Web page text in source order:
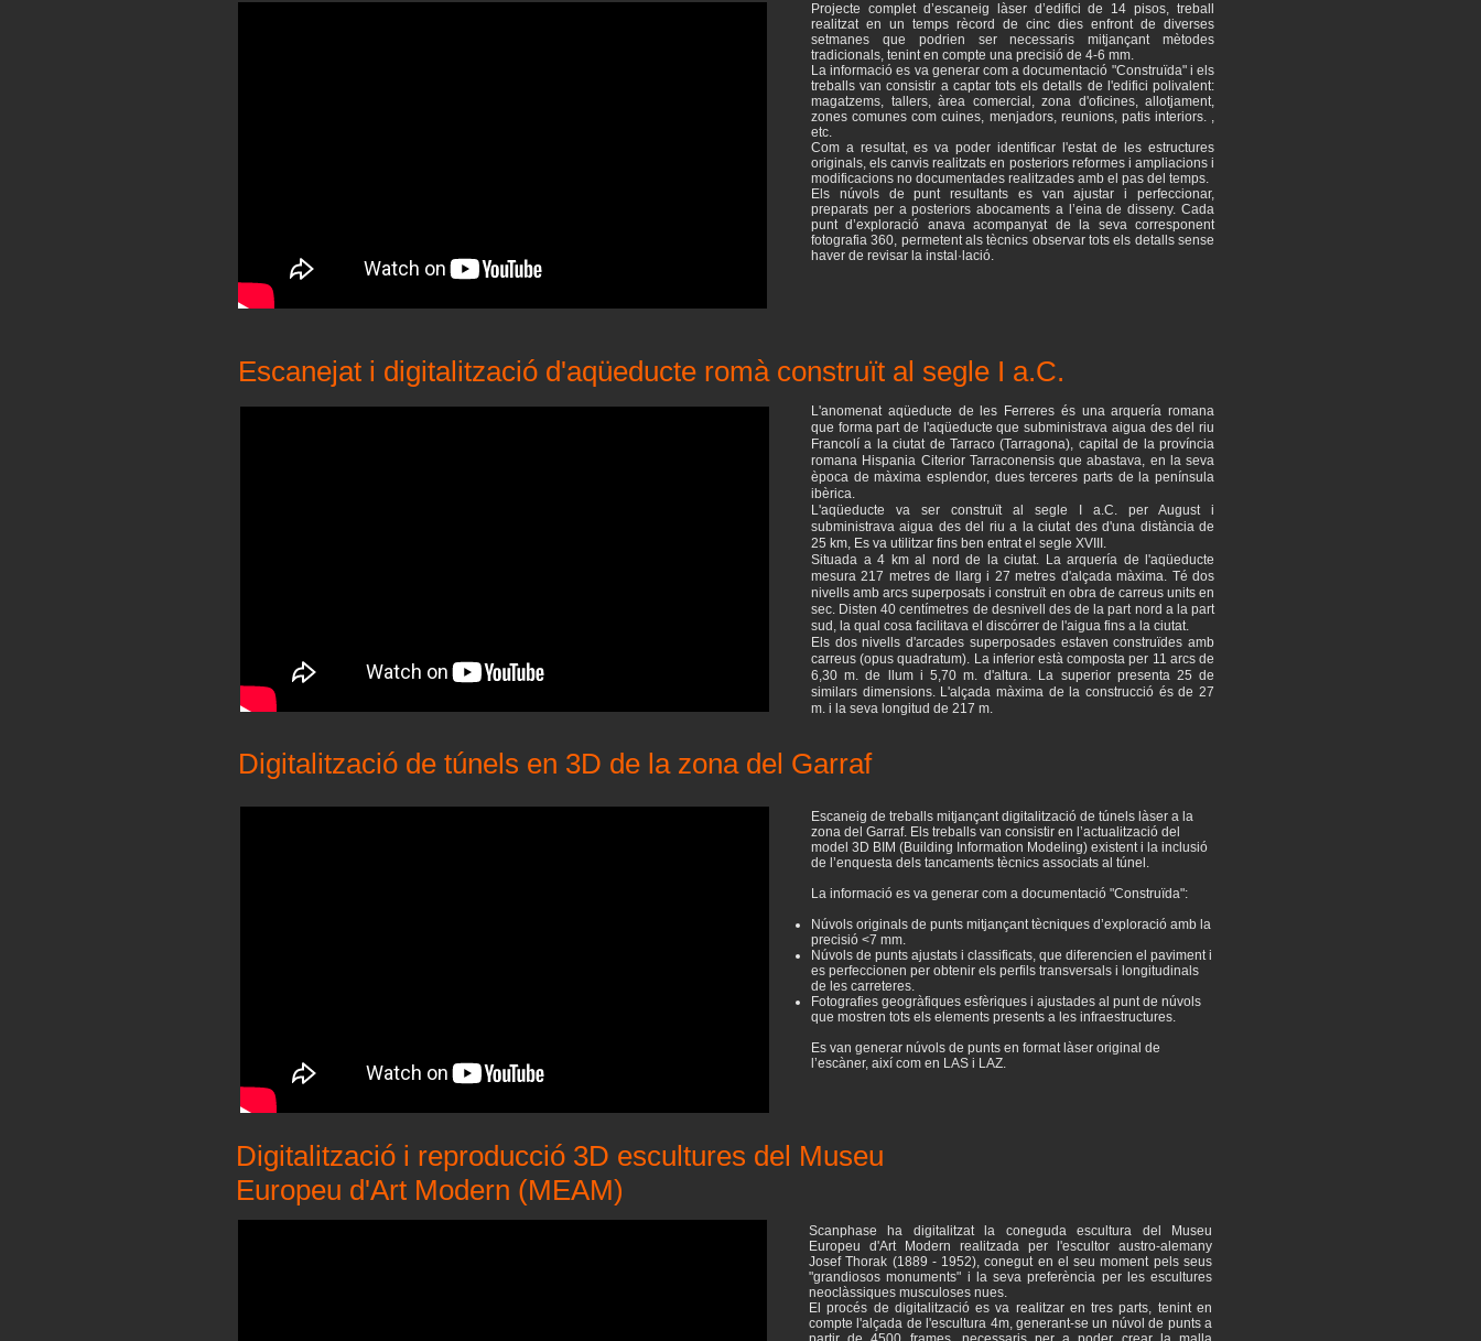
Projecte complet d’escaneig làser d’edifici de 14 pisos, treball
realitzat en un temps rècord de cinc dies enfront de diverses
setmanes que podrien ser necessaris mitjançant mètodes
tradicionals, tenint en compte una precisió de 4-6 mm.
La informació es va generar com a documentació "Construïda" i els
treballs van consistir a captar tots els detalls de l'edifici polivalent:
magatzems, tallers, àrea comercial, zona d'oficines, allotjament,
zones comunes com cuines, menjadors, reunions, patis interiors. ,
etc.
Com a resultat, es va poder identificar l'estat de les estructures
originals, els canvis realitzats en posteriors reformes i ampliacions i
modificacions no documentades realitzades amb el pas del temps.
Els núvols de punt resultants es van ajustar i perfeccionar,
preparats per a posteriors abocaments a l’eina de disseny. Cada
punt d’exploració anava acompanyat de la seva corresponent
fotografia 360, permetent als tècnics observar tots els detalls sense
haver de revisar la instal·lació.
Escanejat i digitalització d'aqüeducte romà construït al segle I a.C.
L'anomenat aqüeducte de les Ferreres és una arquería romana
que forma part de l'aqüeducte que subministrava aigua des del riu
Francolí a la ciutat de Tarraco (Tarragona), capital de la província
romana Hispania Citerior Tarraconensis que abastava, en la seva
època de màxima esplendor, dues terceres parts de la península
ibèrica.
L'aqüeducte va ser construït al segle I a.C. per August i
subministrava aigua des del riu a la ciutat des d'una distància de
25 km, Es va utilitzar fins ben entrat el segle XVIII.
Situada a 4 km al nord de la ciutat. La arquería de l'aqüeducte
mesura 217 metres de llarg i 27 metres d'alçada màxima. Té dos
nivells amb arcs superposats i construït en obra de carreus units en
sec. Disten 40 centímetres de desnivell des de la part nord a la part
sud, la qual cosa facilitava el discórrer de l'aigua fins a la ciutat.
Els dos nivells d'arcades superposades estaven construïdes amb
carreus (opus quadratum). La inferior està composta per 11 arcs de
6,30 m. de llum i 5,70 m. d'altura. La superior presenta 25 de
similars dimensions. L'alçada màxima de la construcció és de 27
m. i la seva longitud de 217 m.
Digitalització de túnels en 3D de la zona del Garraf
Escaneig de treballs mitjançant digitalització de túnels làser a la
zona del Garraf. Els treballs van consistir en l’actualització del
model 3D BIM (Building Information Modeling) existent i la inclusió
de l’enquesta dels tancaments tècnics associats al túnel.
La informació es va generar com a documentació "Construïda":
Núvols originals de punts mitjançant tècniques d’exploració amb la
precisió <7 mm.
Núvols de punts ajustats i classificats, que diferencien el paviment i
es perfeccionen per obtenir els perfils transversals i longitudinals
de les carreteres.
Fotografies geogràfiques esfèriques i ajustades al punt de núvols
que mostren tots els elements presents a les infraestructures.
Es van generar núvols de punts en format làser original de
l’escàner, així com en LAS i LAZ.
Digitalització i reproducció 3D escultures del Museu
Europeu d'Art Modern (MEAM)
Scanphase ha digitalitzat la coneguda escultura del Museu
Europeu d'Art Modern realitzada per l'escultor austro-alemany
Josef Thorak (1889 - 1952), conegut en el seu moment pels seus
"grandiosos monuments" i la seva preferència per les escultures
neoclàssiques musculoses nues.
El procés de digitalització es va realitzar en tres parts, tenint en
compte l'alçada de l'escultura 4m, generant-se un núvol de punts a